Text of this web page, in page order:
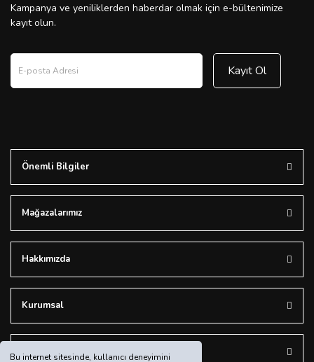
Bu internet sitesinde, kullanıcı deneyimini
Kampanya ve yeniliklerden haberdar olmak için e-bültenimize
kayıt olun.
Kayıt Ol
Önemli Bilgiler
Mağazalarımız
Hakkımızda
Kurumsal
Bizi Takip Edin